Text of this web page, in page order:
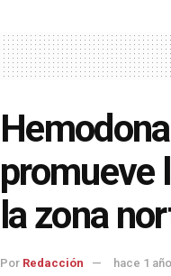
promueve
la zona
Por Redacción hace 1 año